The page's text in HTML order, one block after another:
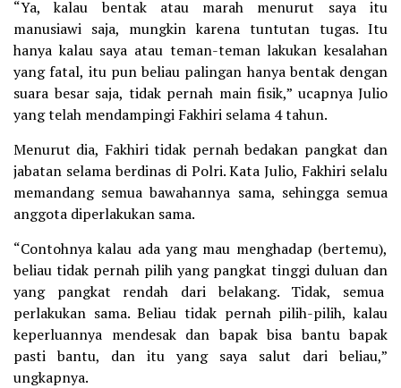
“Ya, kalau bentak atau marah menurut saya itu
manusiawi saja, mungkin karena tuntutan tugas. Itu
hanya kalau saya atau teman-teman lakukan kesalahan
yang fatal, itu pun beliau palingan hanya bentak dengan
suara besar saja, tidak pernah main fisik,” ucapnya Julio
yang telah mendampingi Fakhiri selama 4 tahun.
Menurut dia, Fakhiri tidak pernah bedakan pangkat dan
jabatan selama berdinas di Polri. Kata Julio, Fakhiri selalu
memandang semua bawahannya sama, sehingga semua
anggota diperlakukan sama.
“Contohnya kalau ada yang mau menghadap (bertemu),
beliau tidak pernah pilih yang pangkat tinggi duluan dan
yang pangkat rendah dari belakang. Tidak, semua
perlakukan sama. Beliau tidak pernah pilih-pilih, kalau
keperluannya mendesak dan bapak bisa bantu bapak
pasti bantu, dan itu yang saya salut dari beliau,”
ungkapnya.